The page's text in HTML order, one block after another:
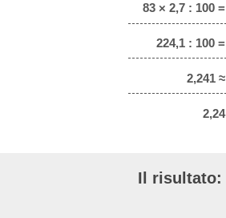
83 × 2,7 : 100 =
224,1 : 100 =
2,241 ≈
2,24
Il risultato: